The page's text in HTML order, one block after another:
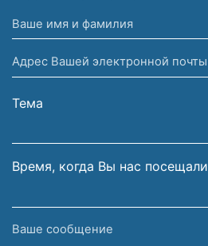
Ваше
имя
и
фамилия
Адрес
Вашей
электронной
Тема
Время, когда Вы нас посещали
Ваше